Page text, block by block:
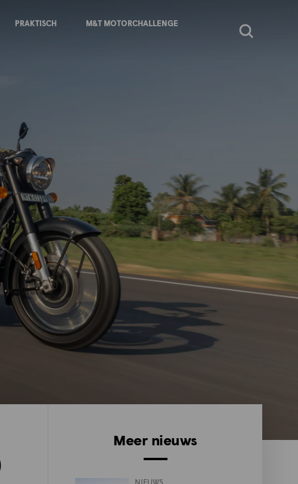
PRAKTISCH
M&T MOTORCHALLENGE
Zoeken
Meer nieuws